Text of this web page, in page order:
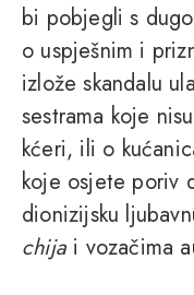
bi pobjegli s
o uspješnim i
izlože skandalu
sestrama koje
kćeri, ili o
koje osjete poriv
dionizijsku
chijai vozačima